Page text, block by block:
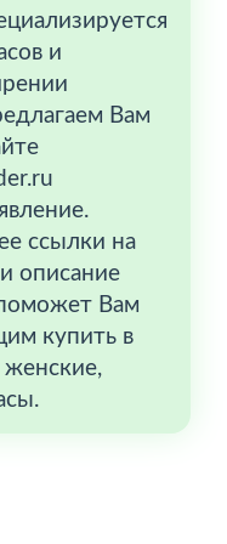
и
Вам
ссылки на
описание
Вам
купить в
женские,